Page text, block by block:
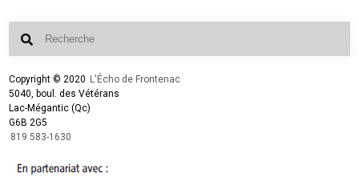
Copyright © 2020 L'Écho de Frontenac
5040, boul. des Vétérans
Lac-Mégantic (Qc)
G6B 2G5
819 583-1630